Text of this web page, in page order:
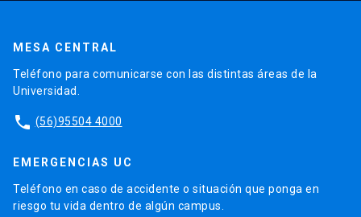
MESA CENTRAL
Teléfono para comunicarse con las distintas áreas de la
Universidad.
phone (56)95504 4000
EMERGENCIAS UC
Teléfono en caso de accidente o situación que ponga en
riesgo tu vida dentro de algún campus.